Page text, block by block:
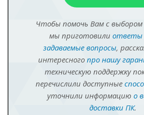
Чтобы помочь Вам с
мы приготовили ответы
задаваемые вопросы,
интересного про нашу
техническую поддержку
перечислили доступные
уточнили информацию о
доставки ПК.